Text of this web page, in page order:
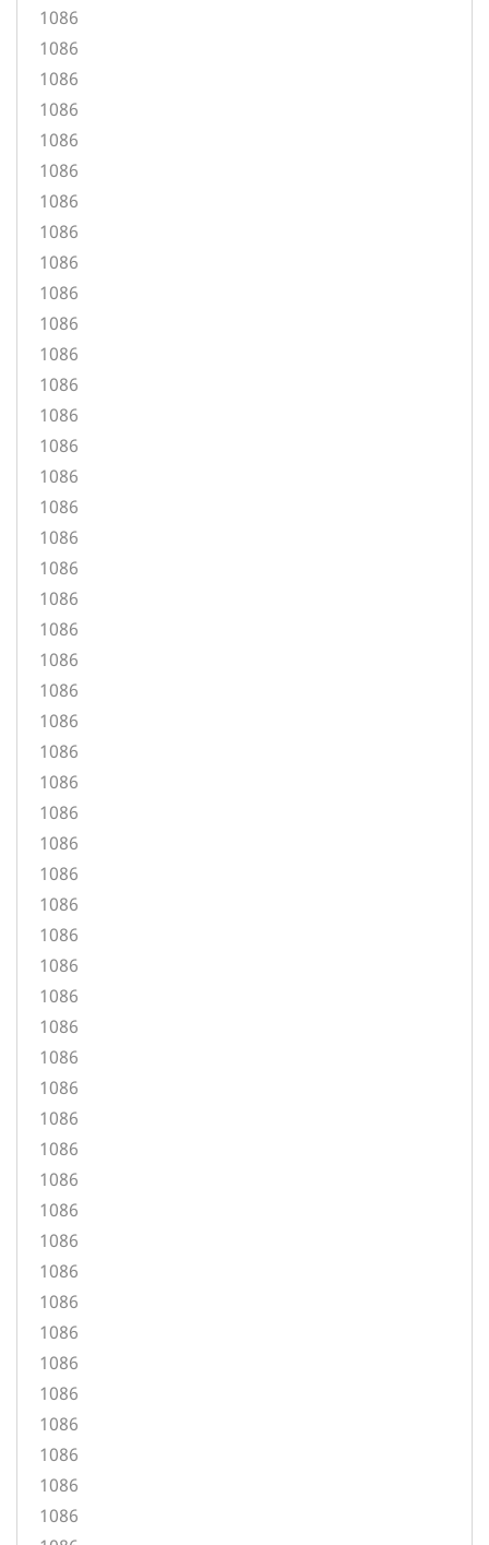
1086
1086
1086
1086
1086
1086
1086
1086
1086
1086
1086
1086
1086
1086
1086
1086
1086
1086
1086
1086
1086
1086
1086
1086
1086
1086
1086
1086
1086
1086
1086
1086
1086
1086
1086
1086
1086
1086
1086
1086
1086
1086
1086
1086
1086
1086
1086
1086
1086
1086